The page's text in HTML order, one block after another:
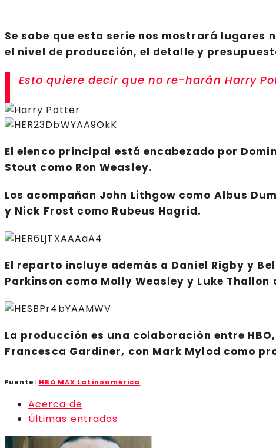
Se sabe que esta serie nos mostrará lugares
el nivel de producción, el detalle y
Esto quiere decir que no re-harán Harry
El elenco principal está encabezado por
Stout como Ron Weasley.
Los acompañan John Lithgow como Albus
y Nick Frost como Rubeus Hagrid.
El reparto incluye además a Daniel Rigby y
Parkinson como Molly Weasley y Luke
La producción es una colaboración entre
Francesca Gardiner, con Mark Mylod como
Fuente: HBO MAX Latinoamérica
Acerca de
Últimas entradas